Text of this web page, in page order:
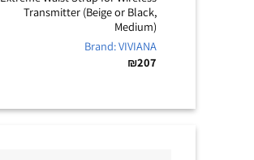
Transmitter (Beige or Black,
Medium)
Brand: VIVIANA
₪207